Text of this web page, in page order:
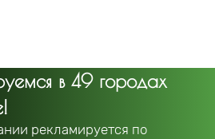
в 49 городах
рекламируется по